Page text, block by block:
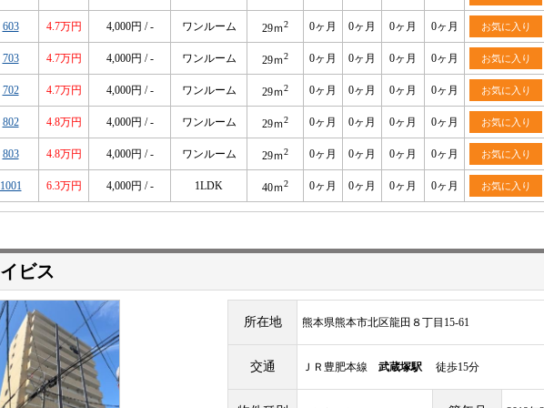
603 4.7万円 4,000円 / - ワンルーム 29ｍ2 0ヶ月 0ヶ月 0ヶ月 0ヶ月 お気に入り
703 4.7万円 4,000円 / - ワンルーム 29ｍ2 0ヶ月 0ヶ月 0ヶ月 0ヶ月 お気に入り
702 4.7万円 4,000円 / - ワンルーム 29ｍ2 0ヶ月 0ヶ月 0ヶ月 0ヶ月 お気に入り
802 4.8万円 4,000円 / - ワンルーム 29ｍ2 0ヶ月 0ヶ月 0ヶ月 0ヶ月 お気に入り
803 4.8万円 4,000円 / - ワンルーム 29ｍ2 0ヶ月 0ヶ月 0ヶ月 0ヶ月 お気に入り
1001 6.3万円 4,000円 / - 1LDK 40ｍ2 0ヶ月 0ヶ月 0ヶ月 0ヶ月 お気に入り
ビス
所在地 熊本県熊本市北区龍田８丁目15-61
交通 ＪＲ豊肥本線 武蔵塚駅 徒歩15分